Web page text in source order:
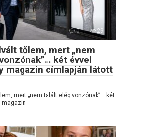
0 29
tőlem, mert „nem
két évvel
magazin címlapján látott
mert „nem talált elég vonzónak”… két
magazin